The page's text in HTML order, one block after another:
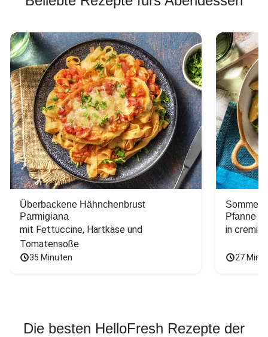
Überbackene Hähnchenbrust
Parmigiana
mit Fettuccine, Hartkäse und
Tomatensoße
35 Minuten
Pfanne
in
27
Die besten HelloFresh Rezepte der